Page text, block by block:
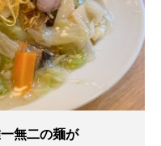
無二の麺が